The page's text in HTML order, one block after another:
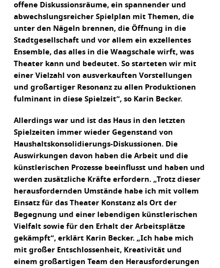
offene Diskussionsräume, ein spannender und
abwechslungsreicher Spielplan mit Themen, die
unter den Nägeln brennen, die Öffnung in die
Stadtgesellschaft und vor allem ein exzellentes
Ensemble, das alles in die Waagschale wirft, was
Theater kann und bedeutet. So starteten wir mit
einer Vielzahl von ausverkauften Vorstellungen
und großartiger Resonanz zu allen Produktionen
fulminant in diese Spielzeit“, so Karin Becker.
Allerdings war und ist das Haus in den letzten
Spielzeiten immer wieder Gegenstand von
Haushaltskonsolidierungs-Diskussionen. Die
Auswirkungen davon haben die Arbeit und die
künstlerischen Prozesse beeinflusst und haben und
werden zusätzliche Kräfte erfordern. „Trotz dieser
herausfordernden Umstände habe ich mit vollem
Einsatz für das Theater Konstanz als Ort der
Begegnung und einer lebendigen künstlerischen
Vielfalt sowie für den Erhalt der Arbeitsplätze
gekämpft“, erklärt Karin Becker. „Ich habe mich
mit großer Entschlossenheit, Kreativität und
einem großartigen Team den Herausforderungen